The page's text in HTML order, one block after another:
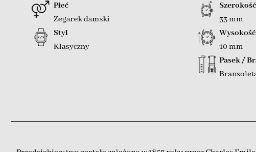
Płeć
Zegarek damski
Styl
Klasyczny
33 mm
10 mm
Pasek /